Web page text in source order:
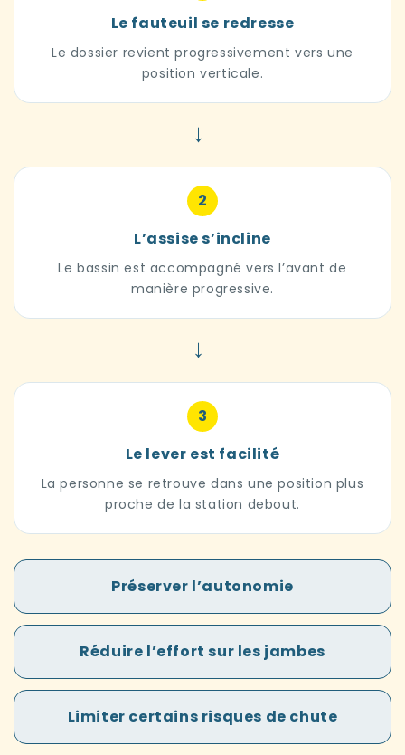
Le fauteuil se redresse
Le dossier revient progressivement vers une
position verticale.
→
2
L’assise s’incline
Le bassin est accompagné vers l’avant de
manière progressive.
→
3
Le lever est facilité
La personne se retrouve dans une position plus
proche de la station debout.
Préserver l’autonomie
Réduire l’effort sur les jambes
Limiter certains risques de chute